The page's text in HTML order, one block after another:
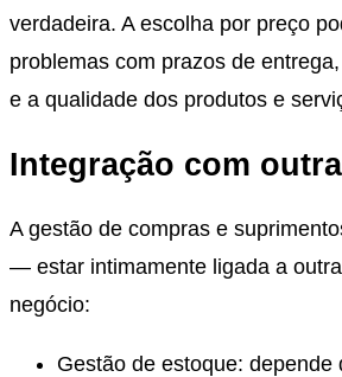
verdadeira. A escolha por preço
problemas com prazos de
e a qualidade dos produtos e
Integração com
A gestão de compras e
— estar intimamente ligada a
negócio:
Gestão de estoque: depende